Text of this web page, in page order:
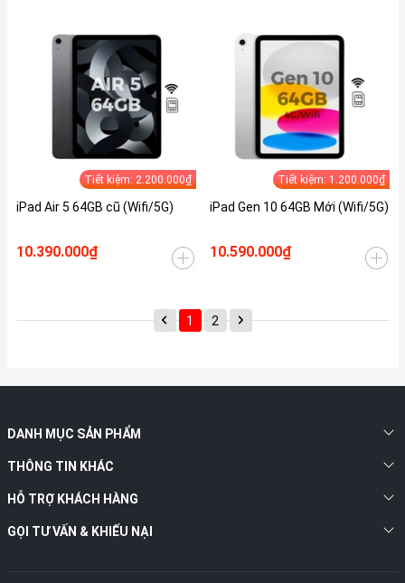
Tiết kiệm: 2.200.000₫
iPad Air 5 64GB cũ (Wifi/5G)
10.390.000₫
Tiết kiệm: 1.200.000₫
iPad Gen 10 64GB Mới (Wifi/5G)
10.590.000₫
1 2
DANH MỤC SẢN PHẨM
THÔNG TIN KHÁC
HỖ TRỢ KHÁCH HÀNG
GỌI TƯ VẤN & KHIẾU NẠI